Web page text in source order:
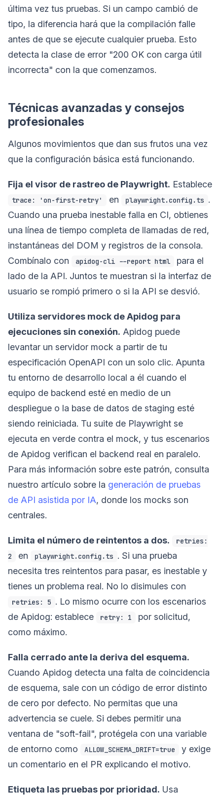
última vez tus pruebas. Si un campo cambió de
tipo, la diferencia hará que la compilación falle
antes de que se ejecute cualquier prueba. Esto
detecta la clase de error "200 OK con carga útil
incorrecta" con la que comenzamos.
Técnicas avanzadas y consejos
profesionales
Algunos movimientos que dan sus frutos una vez
que la configuración básica está funcionando.
Fija el visor de rastreo de Playwright. Establece
trace: 'on-first-retry' en playwright.config.ts .
Cuando una prueba inestable falla en CI, obtienes
una línea de tiempo completa de llamadas de red,
instantáneas del DOM y registros de la consola.
Combínalo con
apidog-cli --report html
para el
lado de la API. Juntos te muestran si la interfaz de
usuario se rompió primero o si la API se desvió.
Utiliza servidores mock de Apidog para
ejecuciones sin conexión. Apidog puede
levantar un servidor mock a partir de tu
especificación OpenAPI con un solo clic. Apunta
tu entorno de desarrollo local a él cuando el
equipo de backend esté en medio de un
despliegue o la base de datos de staging esté
siendo reiniciada. Tu suite de Playwright se
ejecuta en verde contra el mock, y tus escenarios
de Apidog verifican el backend real en paralelo.
Para más información sobre este patrón, consulta
nuestro artículo sobre la generación de pruebas
de API asistida por IA, donde los mocks son
centrales.
Limita el número de reintentos a dos.
retries:
2
en playwright.config.ts . Si una prueba
necesita tres reintentos para pasar, es inestable y
tienes un problema real. No lo disimules con
retries: 5 . Lo mismo ocurre con los escenarios
de Apidog: establece
retry: 1
por solicitud,
como máximo.
Falla cerrado ante la deriva del esquema.
Cuando Apidog detecta una falta de coincidencia
de esquema, sale con un código de error distinto
de cero por defecto. No permitas que una
advertencia se cuele. Si debes permitir una
ventana de "soft-fail", protégela con una variable
de entorno como
ALLOW_SCHEMA_DRIFT=true
y exige
un comentario en el PR explicando el motivo.
Etiqueta las pruebas por prioridad. Usa